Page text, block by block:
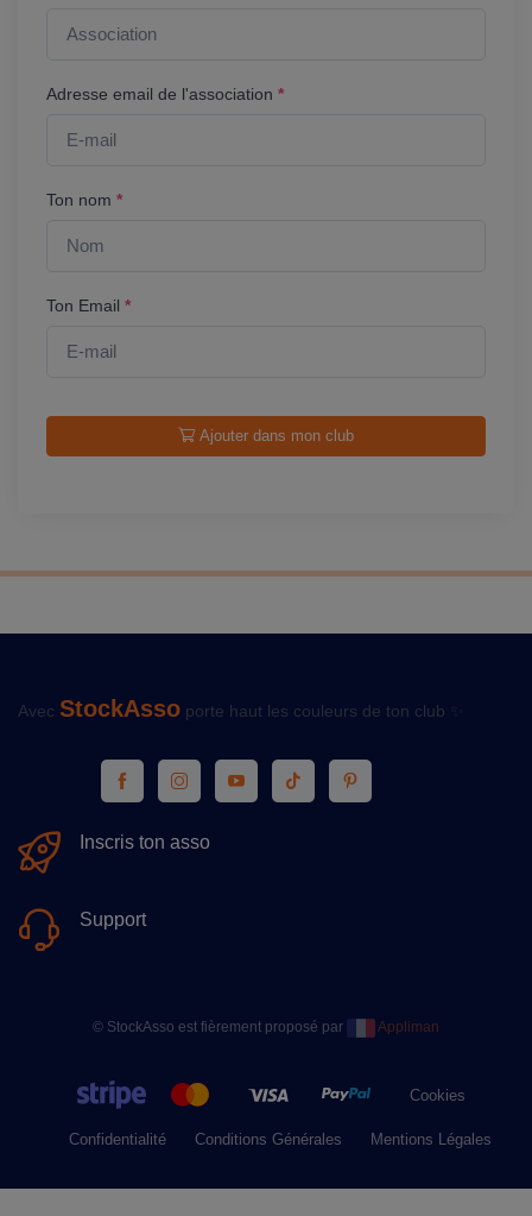
Adresse email de l'association *
Ton nom *
Ton Email *
Ajouter dans mon club
Avec StockAsso porte haut les couleurs de ton club ✨
Inscris ton asso
Support
© StockAsso est fièrement proposé par Appliman
Cookies
Confidentialité Conditions Générales Mentions Légales